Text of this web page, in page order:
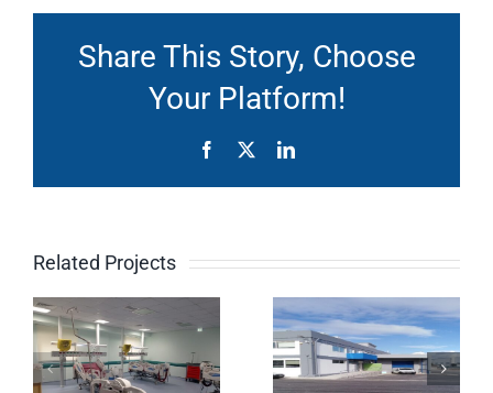
Share This Story, Choose
Your Platform!
Facebook LinkedIn
Related ProjectsΚΑΤ’ΕΠΕΚΤΑΣΗ
ΙΣΟΓΕΙΟΥ
ΑΠΟΘΗΚΕΥΤΙΚΟΥ
ΧΩΡΟΥ
ΧΩΡΩΝ
ΚΑΙ